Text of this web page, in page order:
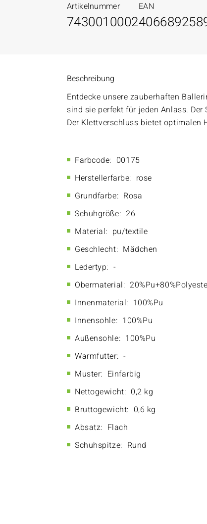
Artikelnummer
7430010002
EAN
Beschreibung
Entdecke unsere zauberhaften
sind sie perfekt für jeden Anlass.
Der Klettverschluss bietet optimalen
Farbcode: 00175
Herstellerfarbe: rose
Grundfarbe: Rosa
Schuhgröße: 26
Material: pu/textile
Geschlecht: Mädchen
Ledertyp: -
Obermaterial:
Innenmaterial: 100%Pu
Innensohle: 100%Pu
Außensohle: 100%Pu
Warmfutter: -
Muster: Einfarbig
Nettogewicht: 0,2 kg
Bruttogewicht: 0,6 kg
Absatz: Flach
Schuhspitze: Rund